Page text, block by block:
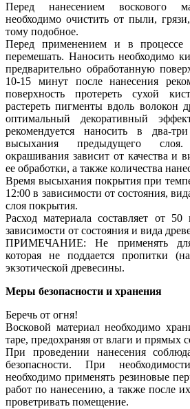
Перед нанесением воскового
необходимо очистить от пыли,
тому подобное.
Перед применением и в процессе
перемешать. Наносить необходимо
предварительно обработанную
10-15 минут после нанесения
поверхность протереть сухой
растереть пигменты вдоль волокон
оптимальный декоративный
рекомендуется наносить в два-
высыхания предыдущего
окрашивания зависит от качества и
ее обработки, а также количества
Время высыхания покрытия при
12:00 в зависимости от состояния,
слоя покрытия.
Расход материала составляет от
зависимости от состояния и вида
ПРИМЕЧАНИЕ: Не применять для
которая не поддается пропитки
экзотической древесины.
Меры безопасности и хранения
Беречь от огня!
Восковой материал необходимо
таре, предохраняя от влаги и прямых
При проведении нанесения
безопасности. При
необходимо применять резиновые
работ по нанесению, а также после
проветривать помещение.